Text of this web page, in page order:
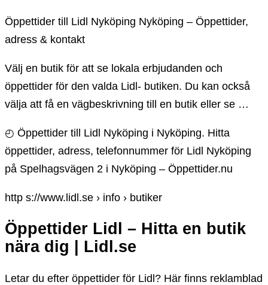
Öppettider till Lidl Nyköping Nyköping – Öppettider,
adress & kontakt
Välj en butik för att se lokala erbjudanden och
öppettider för den valda Lidl- butiken. Du kan också
välja att få en vägbeskrivning till en butik eller se …
◴ Öppettider till Lidl Nyköping i Nyköping. Hitta
öppettider, adress, telefonnummer för Lidl Nyköping
på Spelhagsvägen 2 i Nyköping – Öppettider.nu
http s://www.lidl.se › info › butiker
Öppettider Lidl – Hitta en butik
nära dig | Lidl.se
Letar du efter öppettider för Lidl? Här finns reklamblad